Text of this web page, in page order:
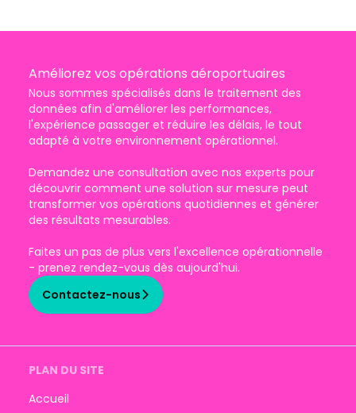
Améliorez vos opérations aéroportuaires
Nous sommes spécialisés dans le traitement des
données afin d'améliorer les performances,
l'expérience passager et réduire les délais, le tout
adapté à votre environnement opérationnel.
Demandez une consultation avec nos experts pour
découvrir comment une solution sur mesure peut
transformer vos opérations quotidiennes et générer
des résultats mesurables.
Faites un pas de plus vers l'excellence opérationnelle
- prenez rendez-vous dès aujourd'hui.
Contactez-nous
PLAN DU SITE
Accueil